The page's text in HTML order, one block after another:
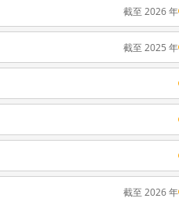
截至 2026 年
截至 2025 年
截至 2026 年